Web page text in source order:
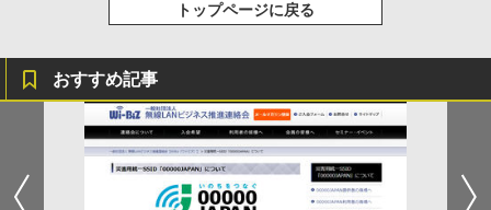
トップページに戻る
おすすめ記事